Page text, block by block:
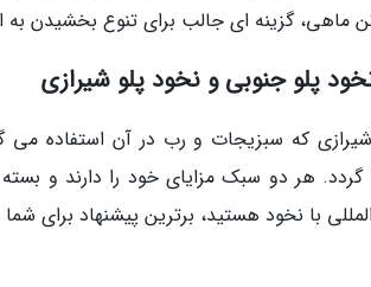
ماهی، گزینه ای جالب برای تنوع بخشیدن
پلو جنوبی و نخود پلو شیرازی
شیرازی که سبزیجات و رب در آن استفاده
هر دو سبک مزایای خود را دارند و بسته
با نخود هستید، برترین پیشنهاد برای